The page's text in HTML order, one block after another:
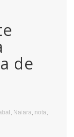
de
Naiara nota